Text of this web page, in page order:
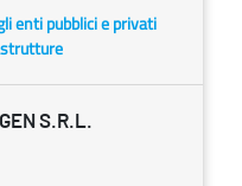
enti pubblici e privati
S.R.L.